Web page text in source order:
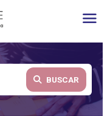
contenido principal
BUSCAR